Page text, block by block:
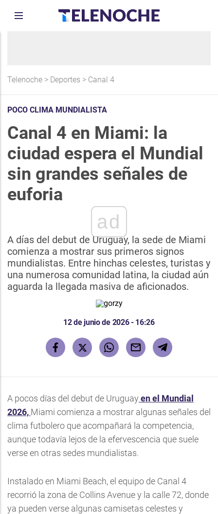
Telenoche > Deportes > Canal 4
POCO CLIMA MUNDIALISTA
Canal 4 en Miami: la
ciudad espera el Mundial
sin grandes señales de
euforia
ad
A días del debut de Uruguay, la sede de Miami
comienza a mostrar sus primeros signos
mundialistas. Entre hinchas celestes, turistas y
una numerosa comunidad latina, la ciudad aún
aguarda la llegada masiva de aficionados.
12 de junio de 2026 - 16:26
A pocos días del debut de Uruguay en el Mundial
2026, Miami comienza a mostrar algunas señales del
clima futbolero que acompañará la competencia,
aunque todavía lejos de la efervescencia que suele
verse en otras sedes mundialistas.
Instalado en Miami Beach, el equipo de Canal 4
recorrió la zona de Collins Avenue y la calle 72, donde
ya pueden verse algunas camisetas celestes y